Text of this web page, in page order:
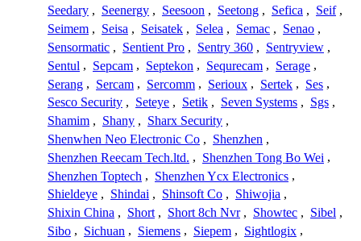
Seedary , Seenergy , Seesoon , Seetong , Sefica , Seif ,
Seimem , Seisa , Seisatek , Selea , Semac , Senao ,
Sensormatic , Sentient Pro , Sentry 360 , Sentryview ,
Sentul , Sepcam , Septekon , Sequrecam , Serage ,
Serang , Sercam , Sercomm , Serioux , Sertek , Ses ,
Sesco Security , Seteye , Setik , Seven Systems , Sgs ,
Shamim , Shany , Sharx Security ,
Shenwhen Neo Electronic Co , Shenzhen ,
Shenzhen Reecam Tech.ltd. , Shenzhen Tong Bo Wei ,
Shenzhen Toptech , Shenzhen Ycx Electronics ,
Shieldeye , Shindai , Shinsoft Co , Shiwojia ,
Shixin China , Short , Short 8ch Nvr , Showtec , Sibel ,
Sibo , Sichuan , Siemens , Siepem , Sightlogix ,